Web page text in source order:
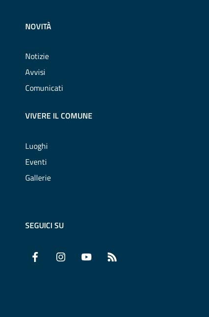
NOVITÀ
Notizie
Avvisi
Comunicati
VIVERE IL COMUNE
Luoghi
Eventi
Gallerie
SEGUICI SU
Facebook InstagramYouTube